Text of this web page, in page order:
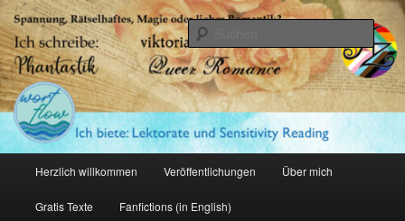
Zum
primären
Inhalt
springenAmalia Zeichnerin
Herzlich willkommen Veröffentlichungen Über mich
Gratis Texte Fanfictions (in English)